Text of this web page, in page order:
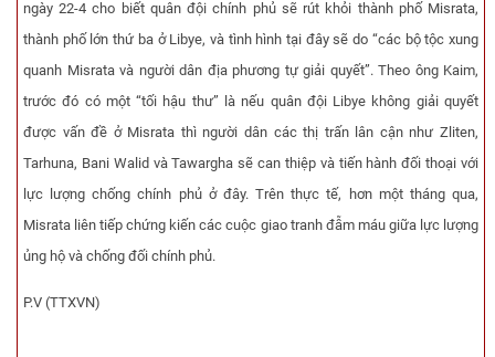
ngày 22-4 cho biết quân đội chính phủ sẽ rút khỏi thành phố Misrata,
thành phố lớn thứ ba ở Libye, và tình hình tại đây sẽ do “các bộ tộc xung
quanh Misrata và người dân địa phương tự giải quyết”. Theo ông Kaim,
trước đó có một “tối hậu thư” là nếu quân đội Libye không giải quyết
được vấn đề ở Misrata thì người dân các thị trấn lân cận như Zliten,
Tarhuna, Bani Walid và Tawargha sẽ can thiệp và tiến hành đối thoại với
lực lượng chống chính phủ ở đây. Trên thực tế, hơn một tháng qua,
Misrata liên tiếp chứng kiến các cuộc giao tranh đẫm máu giữa lực lượng
ủng hộ và chống đối chính phủ.
P.V (TTXVN)